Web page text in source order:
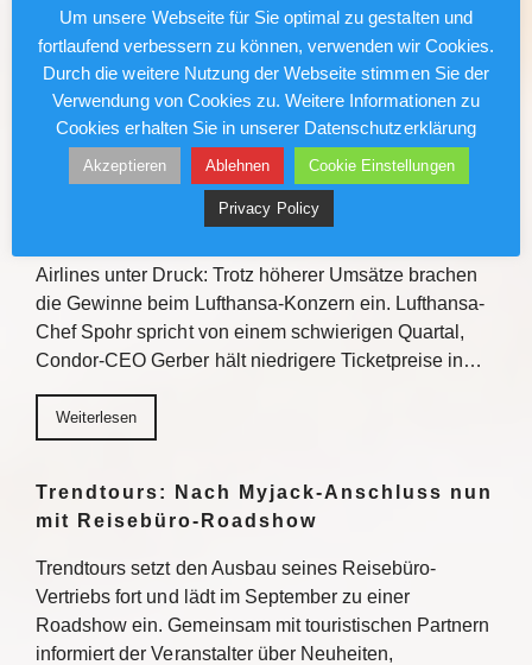
Gewinnchancen bietet die Veranstaltungsreihe
Einblicke zu den Fluss- und…
Weiterlesen
Lufthansa/Condor: Kerosinkosten
drücken den Gewinn
Airlines unter Druck: Trotz höherer Umsätze brachen
die Gewinne beim Lufthansa-Konzern ein. Lufthansa-
Chef Spohr spricht von einem schwierigen Quartal,
Condor-CEO Gerber hält niedrigere Ticketpreise in…
Weiterlesen
Trendtours: Nach Myjack-Anschluss nun
mit Reisebüro-Roadshow
Trendtours setzt den Ausbau seines Reisebüro-
Vertriebs fort und lädt im September zu einer
Roadshow ein. Gemeinsam mit touristischen Partnern
informiert der Veranstalter über Neuheiten,
Um unsere Webseite für Sie optimal zu gestalten und
fortlaufend verbessern zu können, verwenden wir Cookies.
Durch die weitere Nutzung der Webseite stimmen Sie der
Verwendung von Cookies zu. Weitere Informationen zu
Cookies erhalten Sie in unserer Datenschutzerklärung
Akzeptieren Ablehnen Cookie Einstellungen
Privacy Policy